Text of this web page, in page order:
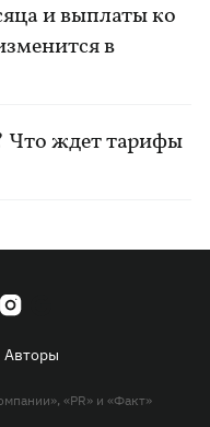
и выплаты ко
в
Что ждет тарифы
Авторы
«PR» и «Факт»